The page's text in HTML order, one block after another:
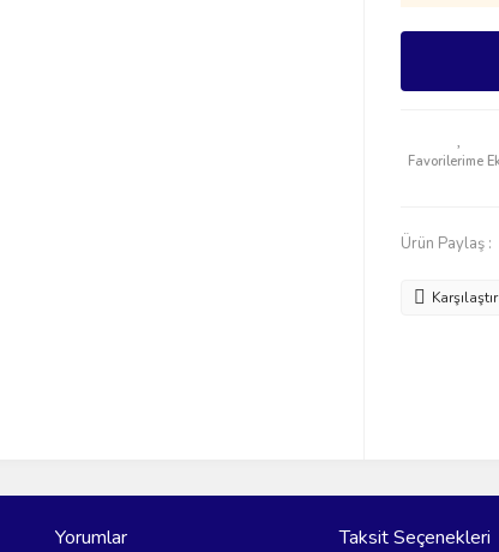
Ürün Paylaş :
Karşılaştır
Yorumlar Taksit Seçenekleri